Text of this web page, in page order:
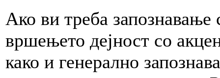
Ако ви треба запознавање
вршењето дејност со
како и генерално